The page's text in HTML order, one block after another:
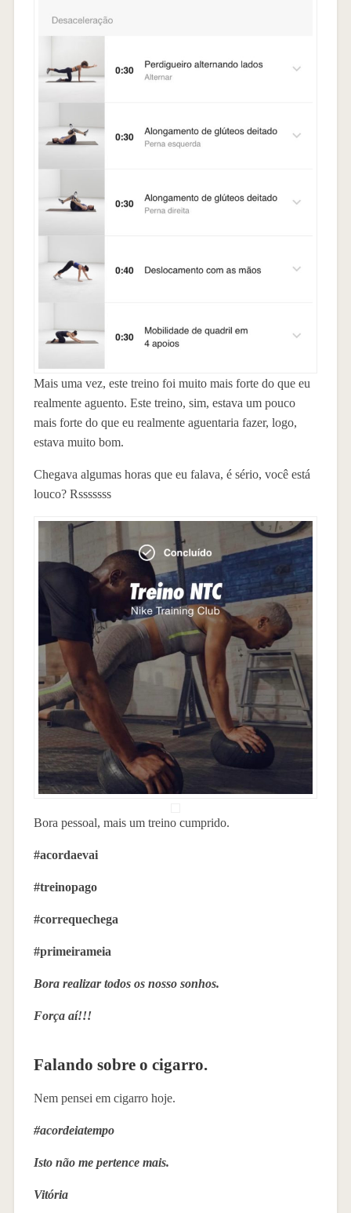
Mais uma vez, este treino foi muito mais forte do que eu
realmente aguento. Este treino, sim, estava um pouco
mais forte do que eu realmente aguentaria fazer, logo,
estava muito bom.
Chegava algumas horas que eu falava, é sério, você está
louco? Rsssssss
Bora pessoal, mais um treino cumprido.
#acordaevai
#treinopago
#correquechega
#primeirameia
Bora realizar todos os nosso sonhos.
Força aí!!!
Falando sobre o cigarro.
Nem pensei em cigarro hoje.
#acordeiatempo
Isto não me pertence mais.
Vitória